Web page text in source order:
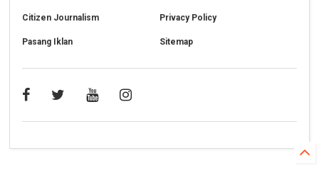
Citizen Journalism Privacy Policy
Pasang Iklan Sitemap